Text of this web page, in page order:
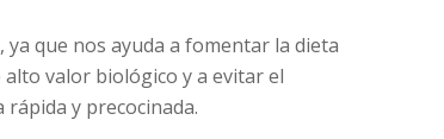
que nos ayuda a fomentar la dieta
valor biológico y a evitar el
y precocinada.